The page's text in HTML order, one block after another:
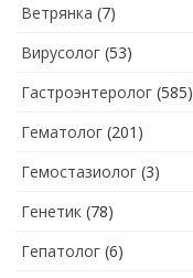
Ветрянка (7)
Вирусолог (53)
Гастроэнтеролог (585)
Гематолог (201)
Гемостазиолог (3)
Генетик (78)
Гепатолог (6)